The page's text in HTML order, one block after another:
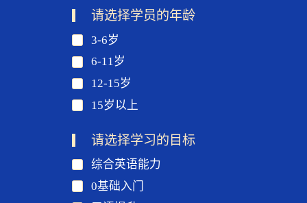
请选择学员的年龄
3-6岁
6-11岁
12-15岁
15岁以上
请选择学习的目标
综合英语能力
0基础入门